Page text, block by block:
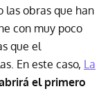
las obras que han
con muy poco
que el
En este caso, La
el primero